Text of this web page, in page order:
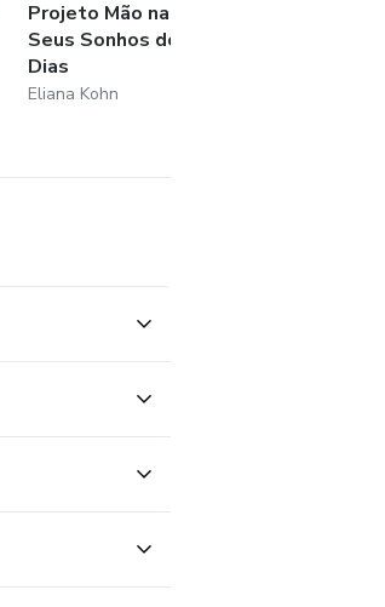
Projeto Mão na Massa | Tire
Seus Sonhos do Papel em 5
Dias
Eliana Kohn